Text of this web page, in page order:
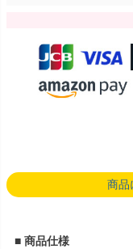
商品
■ 商品仕様